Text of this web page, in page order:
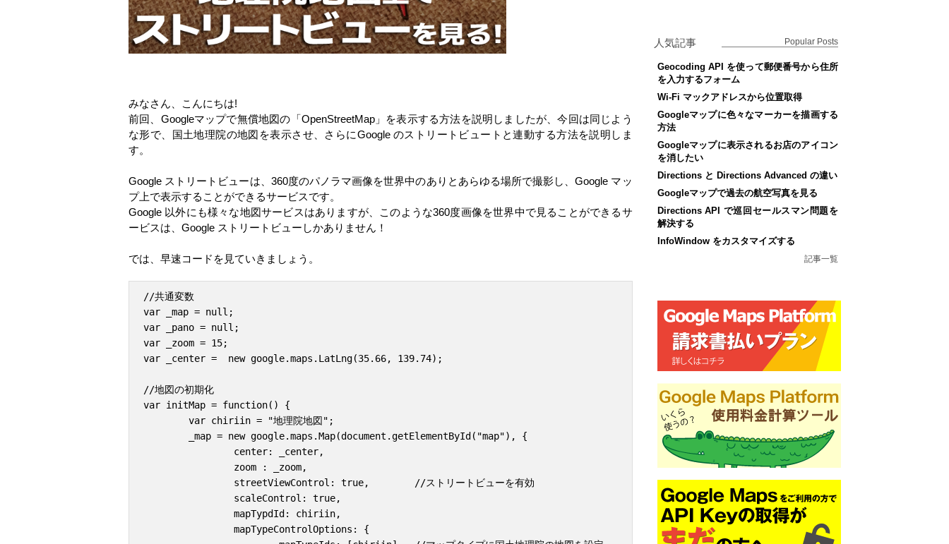
みなさん、こんにちは!
前回、Googleマップで無償地図の「OpenStreetMap」を表示する方法を説明しましたが、今回は同じよう
な形で、国土地理院の地図を表示させ、さらにGoogle のストリートビュートと連動する方法を説明しま
す。
Google ストリートビューは、360度のパノラマ画像を世界中のありとあらゆる場所で撮影し、Google マッ
プ上で表示することができるサービスです。
Google 以外にも様々な地図サービスはありますが、このような360度画像を世界中で見ることができるサ
ービスは、Google ストリートビューしかありません！
では、早速コードを見ていきましょう。
//共通変数
var _map = null;
var _pano = null;
var _zoom = 15;
var _center =  new google.maps.LatLng(35.66, 139.74);
//地図の初期化
var initMap = function() {
人気記事 Popular Posts
Geocoding API を使って郵便番号から住所
を入力するフォーム
Wi-Fi マックアドレスから位置取得
Googleマップに色々なマーカーを描画する
方法
Googleマップに表示されるお店のアイコン
を消したい
Directions と Directions Advanced の違い
Googleマップで過去の航空写真を見る
Directions API で巡回セールスマン問題を
解決する
InfoWindow をカスタマイズする
記事一覧